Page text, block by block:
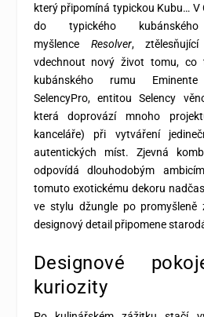
který připomíná typickou Kubu… V
do typického
myšlence Resolver,
vdechnout nový život tomu, co
kubánského rumu
SelencyPro, entitou Selency
která doprovází mnoho
kanceláře) při vytváření
autentických míst. Zjevná
odpovídá dlouhodobým
tomuto exotickému dekoru
ve stylu džungle po promyšleně
designový detail připomene
Designové
kuriozity